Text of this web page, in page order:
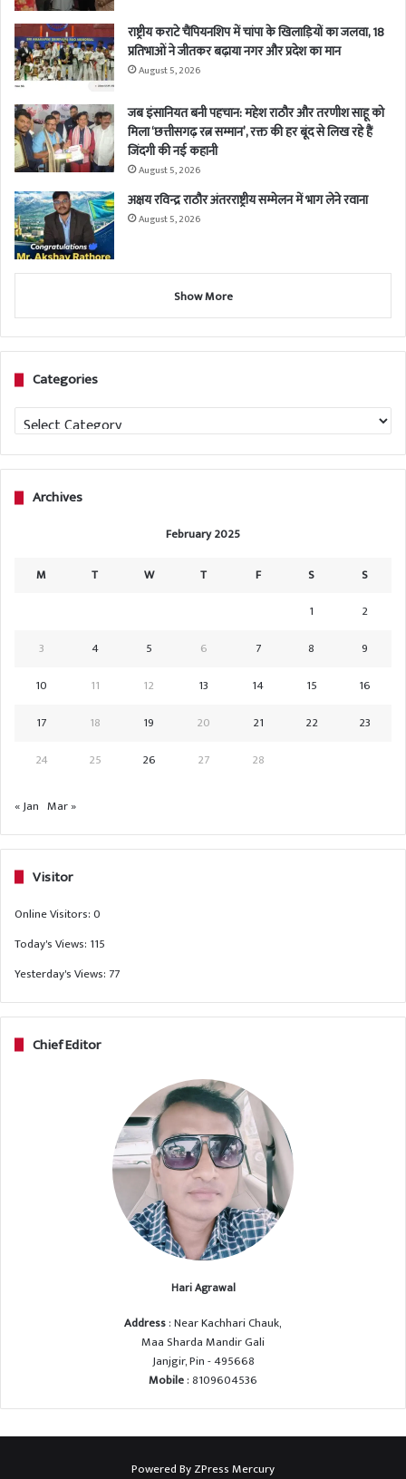
राष्ट्रीय कराटे चैंपियनशिप में चांपा के खिलाड़ियों का जलवा, 18
प्रतिभाओं ने जीतकर बढ़ाया नगर और प्रदेश का मान
August 5, 2026
जब इंसानियत बनी पहचान: महेश राठौर और तरणीश साहू को
मिला ‘छत्तीसगढ़ रत्न सम्मान’, रक्त की हर बूंद से लिख रहे हैं
जिंदगी की नई कहानी
August 5, 2026
अक्षय रविन्द्र राठौर अंतरराष्ट्रीय सम्मेलन में भाग लेने रवाना
August 5, 2026
Show More
Categories
Categories
Archives
February 2025
M T W T F S
S
1
2
3
4 5 6 7 8
9
10
11 12 13 14 15
16
17
18 19 20 21 22
23
24
25 26 27 28
« Jan Mar »
Visitor
Online Visitors:0
Today's Views: 115
Yesterday's Views: 77
Chief Editor
Hari Agrawal
Address: Near Kachhari Chauk,
Maa Sharda Mandir Gali
Janjgir, Pin - 495668
Mobile: 8109604536
Powered ByZPress Mercury